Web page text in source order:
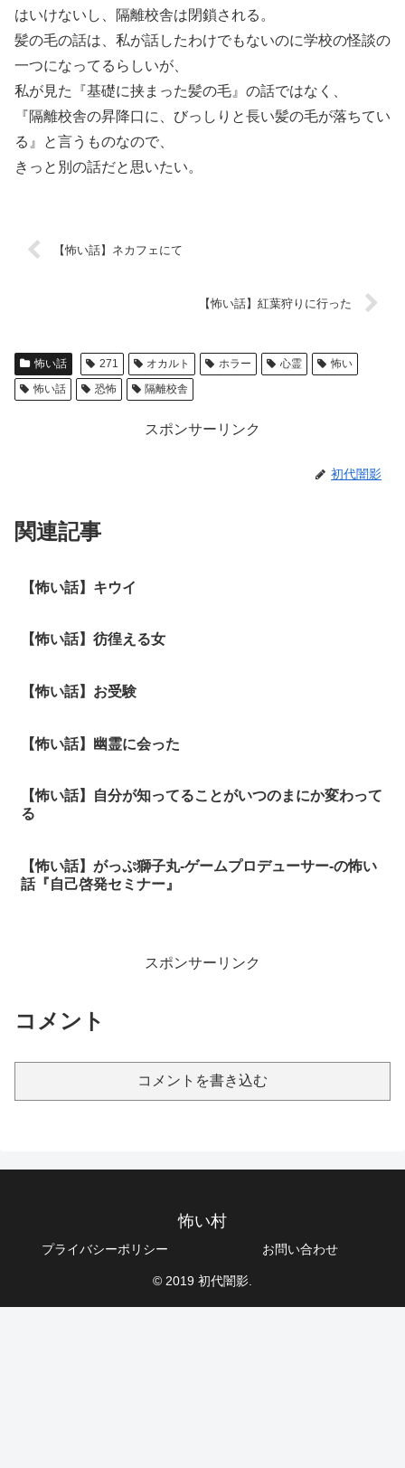
はいけないし、隔離校舎は閉鎖される。
髪の毛の話は、私が話したわけでもないのに学校の怪談の
一つになってるらしいが、
私が見た『基礎に挟まった髪の毛』の話ではなく、
『隔離校舎の昇降口に、びっしりと長い髪の毛が落ちてい
る』と言うものなので、
きっと別の話だと思いたい。
【怖い話】ネカフェにて
【怖い話】紅葉狩りに行った
怖い話 271 オカルト ホラー 心霊
怖い
怖い話
恐怖 隔離校舎
スポンサーリンク
初代闇影
関連記事
【怖い話】キウイ
【怖い話】彷徨える女
【怖い話】お受験
【怖い話】幽霊に会った
【怖い話】自分が知ってることがいつのまにか変わって
る
【怖い話】がっぷ獅子丸-ゲームプロデューサー-の怖い
話『自己啓発セミナー』
スポンサーリンク
コメント
コメントを書き込む
怖い村
プライバシーポリシー お問い合わせ
© 2019 初代闇影.